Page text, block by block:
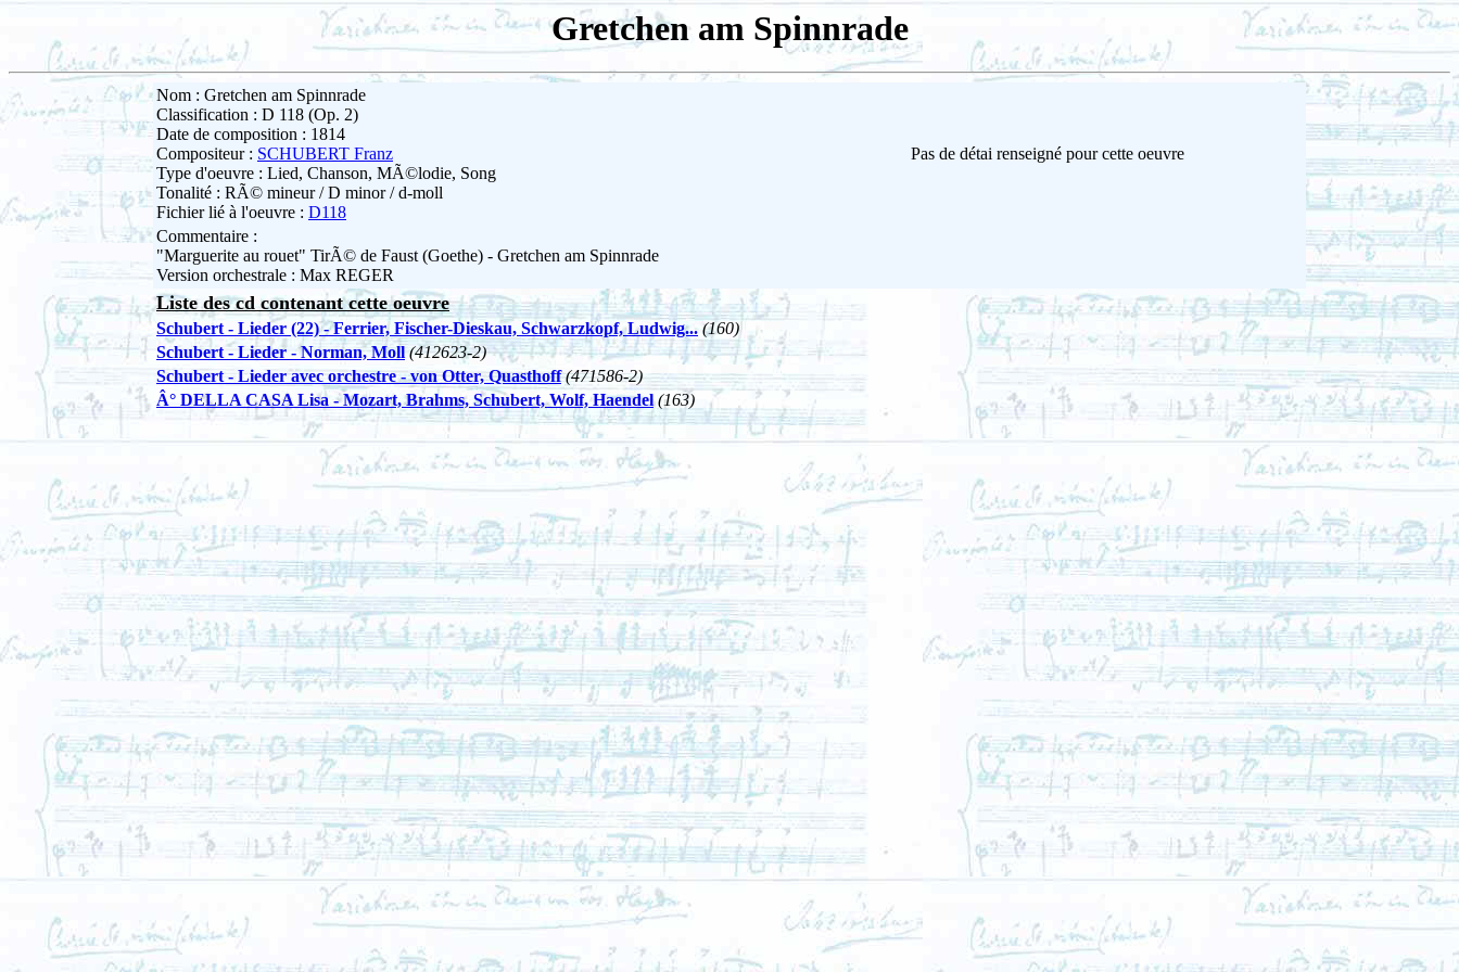
Gretchen am Spinnrade
Nom : Gretchen am Spinnrade
Classification : D 118 (Op. 2)
Date de composition : 1814
Compositeur : SCHUBERT Franz
Type d'oeuvre : Lied, Chanson, MÃ©lodie, Song
Tonalité : RÃ© mineur / D minor / d-moll
Fichier lié à l'oeuvre : D118
Pas de détai renseigné pour cette oeuvre
Commentaire :
"Marguerite au rouet" TirÃ© de Faust (Goethe) - Gretchen am Spinnrade
Version orchestrale : Max REGER
Liste des cd contenant cette oeuvre
Schubert - Lieder (22) - Ferrier, Fischer-Dieskau, Schwarzkopf, Ludwig... (160)
Schubert - Lieder - Norman, Moll (412623-2)
Schubert - Lieder avec orchestre - von Otter, Quasthoff (471586-2)
Â° DELLA CASA Lisa - Mozart, Brahms, Schubert, Wolf, Haendel (163)